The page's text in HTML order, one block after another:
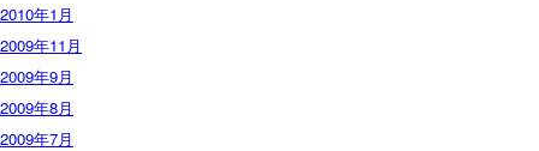
2010年1月
2009年11月
2009年9月
2009年8月
2009年7月